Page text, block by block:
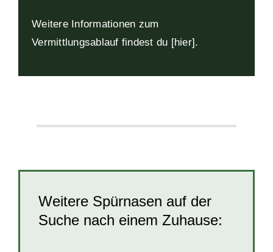
Weitere Informationen zum
Vermittlungsablauf findest du [hier].
Weitere Spürnasen auf der
Suche nach einem Zuhause: